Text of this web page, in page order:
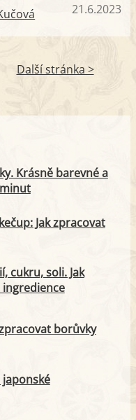
21.6.2023
Další stránka >
Krásně barevné a
Jak zpracovat
cukru, soli. Jak
borůvky
japonské